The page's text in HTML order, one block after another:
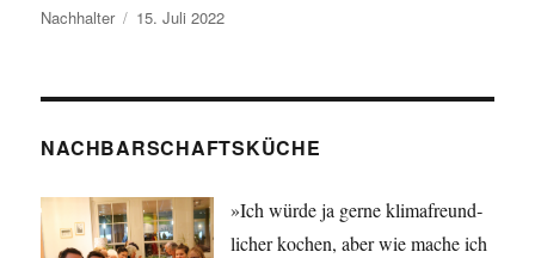
Autor
Nachhalter
Veröffentlicht
15. Juli 2022
NACHBARSCHAFTSKÜCHE
»Ich würde ja gerne klima­freund­
licher kochen, aber wie mache ich